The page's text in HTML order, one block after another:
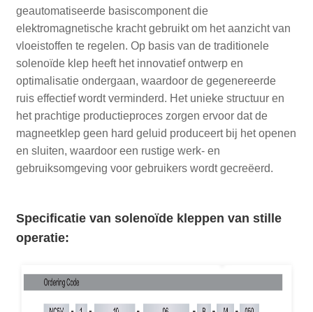
geautomatiseerde basiscomponent die
elektromagnetische kracht gebruikt om het aanzicht van
vloeistoffen te regelen. Op basis van de traditionele
solenoïde klep heeft het innovatief ontwerp en
optimalisatie ondergaan, waardoor de gegenereerde
ruis effectief wordt verminderd. Het unieke structuur en
het prachtige productieproces zorgen ervoor dat de
magneetklep geen hard geluid produceert bij het openen
en sluiten, waardoor een rustige werk- en
gebruiksomgeving voor gebruikers wordt gecreëerd.
Specificatie van solenoïde kleppen van stille
operatie: